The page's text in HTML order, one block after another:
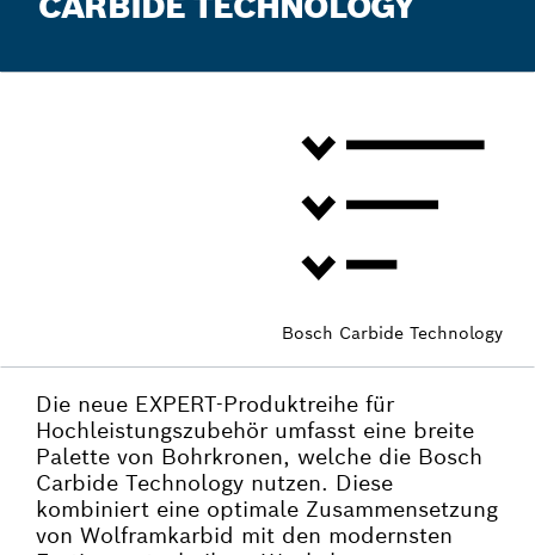
Bosch Carbide Technology
Die neue EXPERT-Produktreihe für
Hochleistungszubehör umfasst eine breite
Palette von Bohrkronen, welche die Bosch
Carbide Technology nutzen. Diese
kombiniert eine optimale Zusammensetzung
von Wolframkarbid mit den modernsten